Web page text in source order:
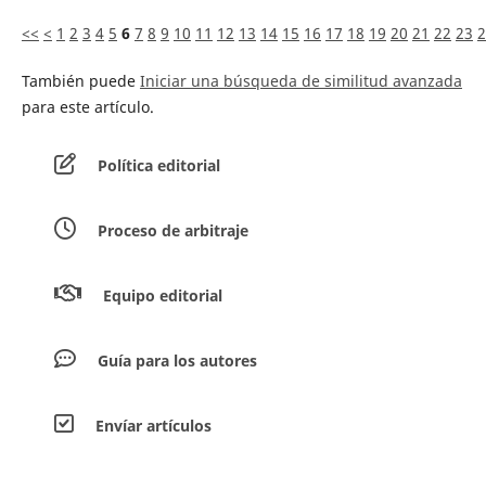
<< < 1 2 3 4 5 6 7 8 9 10 11 12 13 14 15 16 17 18 19 20 21 22 23
También puede Iniciar una búsqueda de similitud avanzada
para este artículo.
Política editorial
Proceso de arbitraje
Equipo editorial
Guía para los autores
Envíar artículos